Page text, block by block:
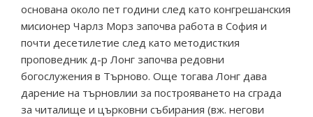
основана около пет години след като конгрешанския
мисионер Чарлз Морз започва работа в София и
почти десетилетие след като методисткия
проповедник д-р Лонг започва редовни
богослужения в Търново. Още тогава Лонг дава
дарение на търновлии за построяването на сграда
за читалище и църковни събирания (вж. негови